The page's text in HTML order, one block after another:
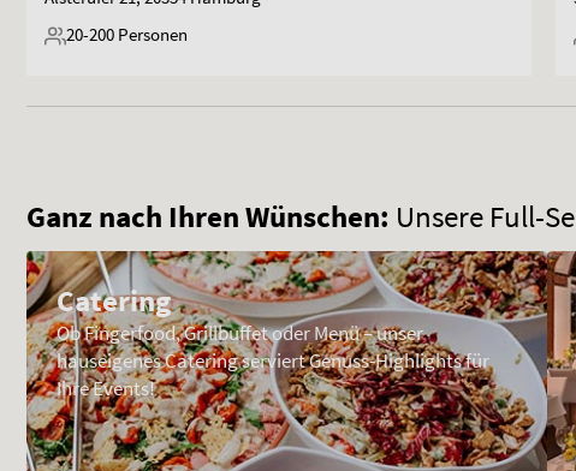
20-200 Personen
Ganz nach Ihren Wünschen: Unsere Full-
Catering
Ob Fingerfood, Grillbuffet oder Menü – unser
hauseigenes Catering serviert Genuss-Highlights für
Ihre Events!